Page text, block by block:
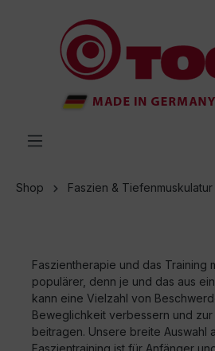
springen
Shop Faszien & Tiefenmuskulatur
Faszientherapie und das Training
populärer, denn je und das aus
kann eine Vielzahl von
Beweglichkeit verbessern und
beitragen. Unsere breite Auswahl
Faszientraining ist für Anfänger